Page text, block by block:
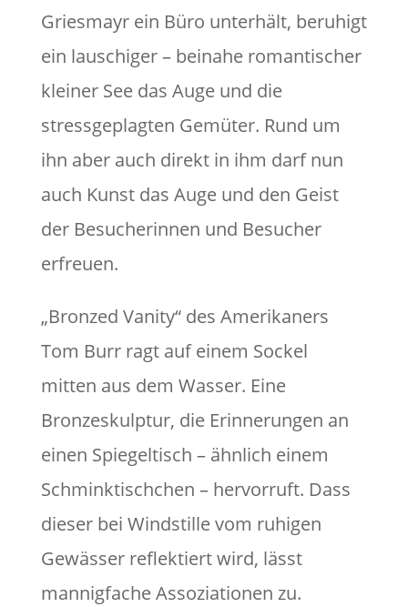
Griesmayr ein Büro unterhält, beruhigt
ein lauschiger – beinahe romantischer
kleiner See das Auge und die
stressgeplagten Gemüter. Rund um
ihn aber auch direkt in ihm darf nun
auch Kunst das Auge und den Geist
der Besucherinnen und Besucher
erfreuen.
„Bronzed Vanity“ des Amerikaners
Tom Burr ragt auf einem Sockel
mitten aus dem Wasser. Eine
Bronzeskulptur, die Erinnerungen an
einen Spiegeltisch – ähnlich einem
Schminktischchen – hervorruft. Dass
dieser bei Windstille vom ruhigen
Gewässer reflektiert wird, lässt
mannigfache Assoziationen zu.